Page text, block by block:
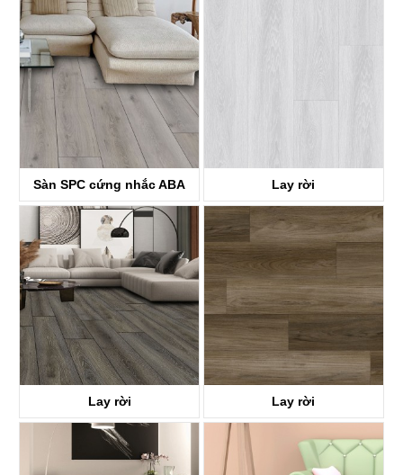
Sàn SPC cứng nhắc ABA
KTV8036
Lay rời
KTV8017
Lay rời
KTV8028
Lay rời